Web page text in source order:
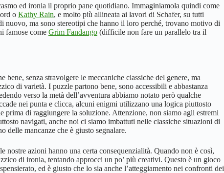
ed ironia il proprio pane quotidiano. Immaginiamola quindi come
o Kathy Rain, e molto più allineata ai lavori di Schafer, su tutti
ma sono stereotipi che hanno il loro perché, trovano motivo di
famose come Grim Fandango (difficile non fare un parallelo tra il
senza stravolgere le meccaniche classiche del genere, ma
di varietà. I puzzle partono bene, sono accessibili e abbastanza
verso la metà dell’avventura abbiamo notato però qualche
nei punta e clicca, alcuni enigmi utilizzano una logica piuttosto
prima di raggiungere la soluzione. Attenzione, non siamo agli estremi
navigati, anche noi ci siamo imbattuti nelle classiche situazioni di
delle mancanze che è giusto segnalare.
nostre azioni hanno una certa consequenzialità. Quando non è così,
di ironia, tentando approcci un po’ più creativi. Questo è un gioco
ed è giusto che lo sia anche l’atteggiamento nei confronti dei